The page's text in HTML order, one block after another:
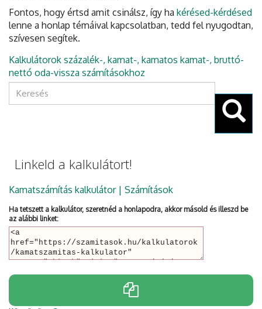
Fontos, hogy értsd amit csinálsz, így ha kérésed-kérdésed
lenne a honlap témáival kapcsolatban, tedd fel nyugodtan,
szívesen segítek.
Kalkulátorok százalék-, kamat-, kamatos kamat-, bruttó-
nettó oda-vissza számításokhoz
Keresés
űrlap
Linkeld a kalkulátort!
Kamatszámítás kalkulátor | Számítások
Ha tetszett a kalkulátor, szeretnéd a honlapodra, akkor másold és illeszd be
az alábbi linket: